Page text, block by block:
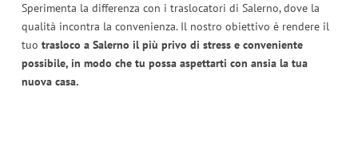
Sperimenta la differenza con i traslocatori di Salerno, dove la
qualità incontra la convenienza. Il nostro obiettivo è rendere il
tuo trasloco a Salerno il più privo di stress e conveniente
possibile, in modo che tu possa aspettarti con ansia la tua
nuova casa.